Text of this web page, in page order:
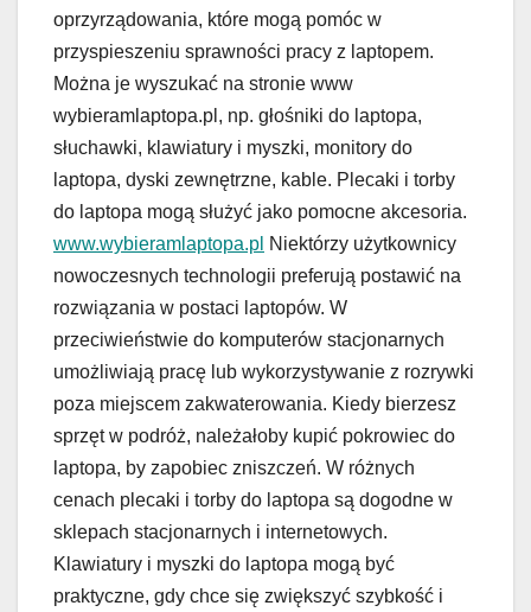
oprzyrządowania, które mogą pomóc w
przyspieszeniu sprawności pracy z laptopem.
Można je wyszukać na stronie www
wybieramlaptopa.pl, np. głośniki do laptopa,
słuchawki, klawiatury i myszki, monitory do
laptopa, dyski zewnętrzne, kable. Plecaki i torby
do laptopa mogą służyć jako pomocne akcesoria.
www.wybieramlaptopa.pl Niektórzy użytkownicy
nowoczesnych technologii preferują postawić na
rozwiązania w postaci laptopów. W
przeciwieństwie do komputerów stacjonarnych
umożliwiają pracę lub wykorzystywanie z rozrywki
poza miejscem zakwaterowania. Kiedy bierzesz
sprzęt w podróż, należałoby kupić pokrowiec do
laptopa, by zapobiec zniszczeń. W różnych
cenach plecaki i torby do laptopa są dogodne w
sklepach stacjonarnych i internetowych.
Klawiatury i myszki do laptopa mogą być
praktyczne, gdy chce się zwiększyć szybkość i